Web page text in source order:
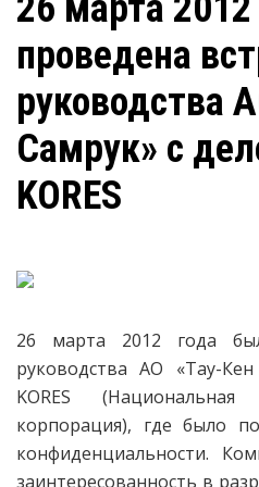
проведена
руководства
Самрук» с
KORES
26 марта 2012 года
руководства АО «Тау-
KORES (Национальная
корпорация), где было
конфиденциальности.
заинтересованность в